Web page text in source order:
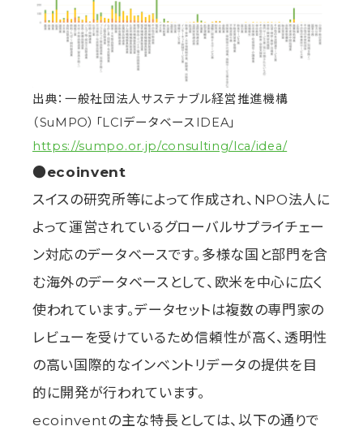
出典：一般社団法人サステナブル経営推進機構
（SuMPO）「LCIデータベースIDEA」
https://sumpo.or.jp/consulting/lca/idea/
●ecoinvent
スイスの研究所等によって作成され、NPO法人に
よって運営されているグローバルサプライチェー
ン対応のデータベースです。多様な国と部門を含
む海外のデータベースとして、欧米を中心に広く
使われています。データセットは複数の専門家の
レビューを受けているため信頼性が高く、透明性
の高い国際的なインベントリデータの提供を目
的に開発が行われています。
ecoinventの主な特長としては、以下の通りで